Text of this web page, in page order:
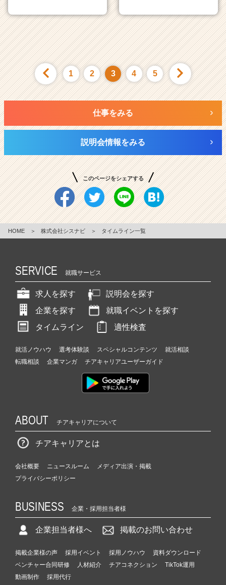
1 2 3 4 5
仕事をみる
説明会情報をみる
このページをシェアする
HOME ＞ 株式会社シスナビ ＞ タイムライン一覧
SERVICE 就職サービス
求人を探す
説明会を探す
企業を探す
就職イベントを探す
タイムライン
適性検査
就活ノウハウ 選考体験談 スペシャルコンテンツ
就活相談
転職相談
企業マンガ チアキャリアユーザーガイド
ABOUT チアキャリアについて
チアキャリアとは
会社概要 ニュースルーム
メディア出演・掲載
プライバシーポリシー
BUSINESS 企業・採用担当者様
企業担当者様へ 掲載のお問い合わせ
掲載企業様の声 採用イベント 採用ノウハウ
資料ダウンロード
ベンチャー合同研修
人材紹介 チアコネクション
TikTok運用
動画制作
採用代行